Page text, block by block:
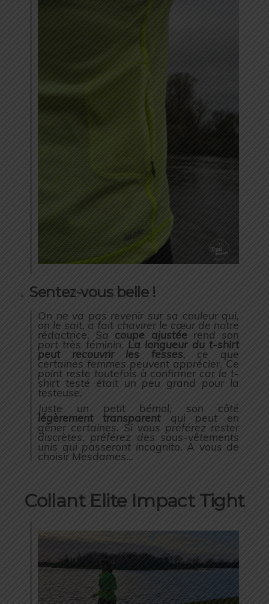
Sentez-vous belle !
On ne va pas revenir sur sa couleur qui,
on le sait, a fait chavirer le cœur de notre
rédactrice. Sa coupe ajustée rend son
port très féminin. La longueur du t-shirt
peut recouvrir les fesses, ce que
certaines femmes peuvent apprécier. Ce
point reste toutefois à confirmer car le t-
shirt testé était un peu grand pour la
testeuse.
Juste un petit bémol, son côté
légèrement transparentqui peut en
gêner certaines. Si vous préférez rester
discrètes, préférez des sous-vêtements
unis qui passeront incognito. A vous de
choisir Mesdames…
Collant Elite Impact Tight